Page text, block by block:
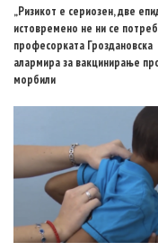
„Ризикот е сериозен, две
истовремено не ни се
професорката Гроздановска
алармира за вакцинирање
морбили